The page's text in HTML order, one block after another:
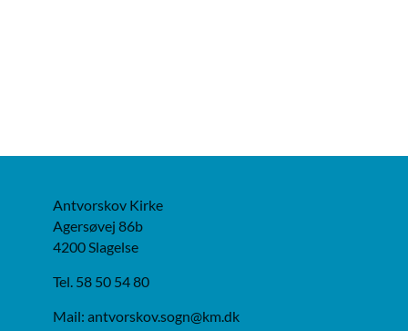
Antvorskov Kirke
Agersøvej 86b
4200 Slagelse
Tel. 58 50 54 80
Mail: antvorskov.sogn@km.dk